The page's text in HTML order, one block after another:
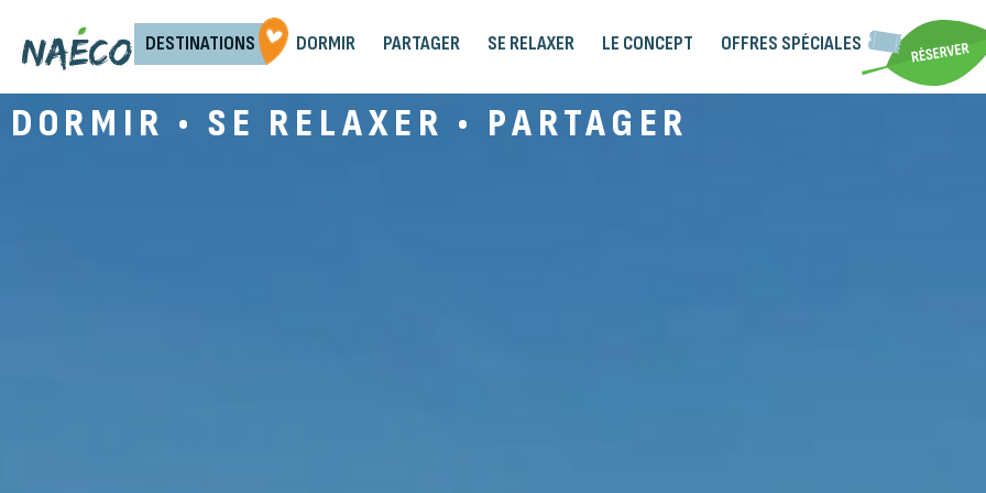
DESTINATIONS DORMIR PARTAGER SE RELAXER LE CONCEPT OFFRES SPÉCIALES
DORMIR • SE RELAXER • PARTAGER